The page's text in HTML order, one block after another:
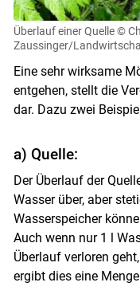
Überlauf einer Quelle ©
Zaussinger/
Eine sehr wirksame
entgehen, stellt die
dar. Dazu zwei
a) Quelle:
Der Überlauf der
Wasser über, aber
Wasserspeicher
Auch wenn nur 1 l
Überlauf verloren
ergibt dies eine